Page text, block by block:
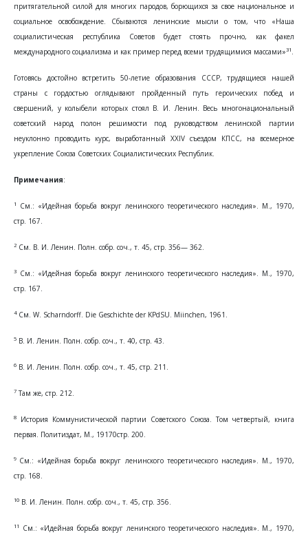
притягательной силой для многих пародов, борющихся за свое национальное и
социальное освобождение. Сбываются ленинские мысли о том, что «Наша
социалистическая республика Советов будет стоять прочно, как факел
международного социализма и как пример перед всеми трудящимися массами»31 .
Готовясь достойно встретить 50-летие образования СССР, трудящиеся нашей
страны с гордостью оглядывают пройденный путь героических побед и
свершений, у колыбели которых стоял В. И. Ленин. Весь многонациональный
советский народ полон решимости под руководством ленинской партии
неуклонно проводить курс, выработанный XXIV съездом КПСС, на всемерное
укрепление Союза Советских Социалистических Республик.
Примечания:
1
См.: «Идейная борьба вокруг ленинского теоретического наследия». М., 1970,
стр. 167.
2 См. В. И. Ленин. Полн. собр. соч., т. 45, стр. 356— 362.
3 См.: «Идейная борьба вокруг ленинского теоретического наследия». М., 1970,
стр. 167.
4См. W. Scharndorff. Die Geschichte der KPdSU. Miinchen, 1961.
5 В. И. Ленин. Полн. собр. соч., т. 40, стр. 43.
6 В. И. Ленин. Полн. собр. соч., т. 45, стр. 211.
7 Там же, стр. 212.
8
История Коммунистической партии Советского Союза. Том четвертый, книга
первая. Политиздат, М., 19170стр. 200.
9 См.: «Идейная борьба вокруг ленинского теоретического наследия». М., 1970,
стр. 168.
10 В. И. Ленин. Полн. собр. соч., т. 45, стр. 356.
11
См.: «Идейная борьба вокруг ленинского теоретического наследия». М., 1970,